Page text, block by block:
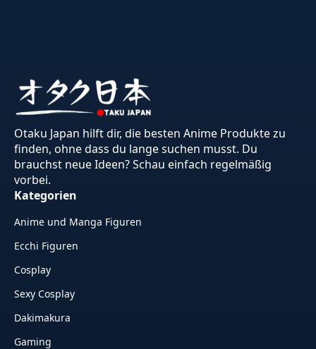
Otaku Japan hilft dir, die besten Anime Produkte zu
finden, ohne dass du lange suchen musst. Du
brauchst neue Ideen? Schau einfach regelmäßig
vorbei.
Kategorien
Anime und Manga Figuren
Ecchi Figuren
Cosplay
Sexy Cosplay
Dakimakura
Gaming